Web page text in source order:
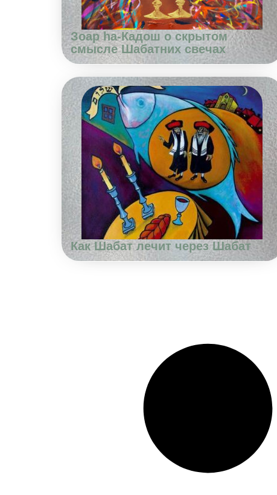
Зоар hа-Кадош о скрытом
смысле Шабатних свечах
Как Шабат лечит через Шабат